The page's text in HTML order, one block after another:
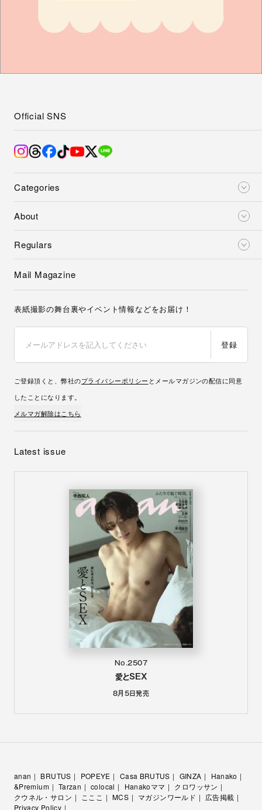
Categories
About
Regulars
Official SNS
Mail Magazine
表紙撮影の舞台裏やイベント情報などをお届け！
登録
ご登録頂くと、弊社のプライバシーポリシー とメールマガジンの配信に同意
したことになります。
メルマガ解除はこちら
Latest issue
No.2507
愛とSEX
8月5日発売
anan BRUTUS POPEYE Casa BRUTUS GINZA
Hanako
&Premium
Tarzan colocal Hanakoママ
クロワッサン
クウネル・サロン
こここ MCS マガジンワールド
広告掲載
Privacy Policy